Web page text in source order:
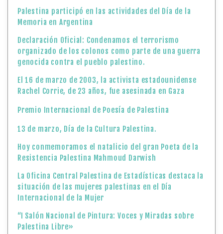
Palestina participó en las actividades del Día de la
Memoria en Argentina
Declaración Oficial: Condenamos el terrorismo
organizado de los colonos como parte de una guerra
genocida contra el pueblo palestino.
El 16 de marzo de 2003, la activista estadounidense
Rachel Corrie, de 23 años, fue asesinada en Gaza
Premio Internacional de Poesía de Palestina
13 de marzo, Día de la Cultura Palestina.
Hoy conmemoramos el natalicio del gran Poeta de la
Resistencia Palestina Mahmoud Darwish
La Oficina Central Palestina de Estadísticas destaca la
situación de las mujeres palestinas en el Día
Internacional de la Mujer
“I Salón Nacional de Pintura: Voces y Miradas sobre
Palestina Libre»